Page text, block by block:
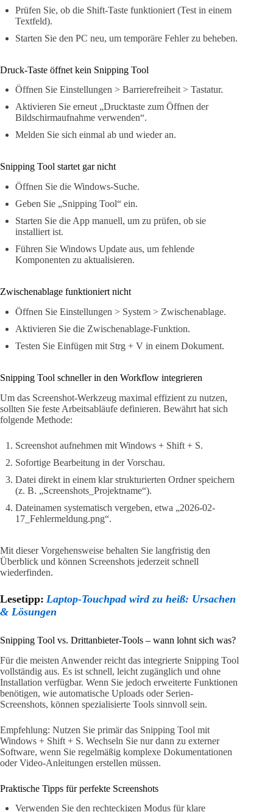
Prüfen Sie, ob die Shift-Taste funktioniert (Test in einem
Textfeld).
Starten Sie den PC neu, um temporäre Fehler zu beheben.
Druck-Taste öffnet kein Snipping Tool
Öffnen Sie Einstellungen > Barrierefreiheit > Tastatur.
Aktivieren Sie erneut „Drucktaste zum Öffnen der
Bildschirmaufnahme verwenden“.
Melden Sie sich einmal ab und wieder an.
Snipping Tool startet gar nicht
Öffnen Sie die Windows-Suche.
Geben Sie „Snipping Tool“ ein.
Starten Sie die App manuell, um zu prüfen, ob sie
installiert ist.
Führen Sie Windows Update aus, um fehlende
Komponenten zu aktualisieren.
Zwischenablage funktioniert nicht
Öffnen Sie Einstellungen > System > Zwischenablage.
Aktivieren Sie die Zwischenablage-Funktion.
Testen Sie Einfügen mit Strg + V in einem Dokument.
Snipping Tool schneller in den Workflow integrieren
Um das Screenshot-Werkzeug maximal effizient zu nutzen,
sollten Sie feste Arbeitsabläufe definieren. Bewährt hat sich
folgende Methode:
Screenshot aufnehmen mit Windows + Shift + S.
Sofortige Bearbeitung in der Vorschau.
Datei direkt in einem klar strukturierten Ordner speichern
(z. B. „Screenshots_Projektname“).
Dateinamen systematisch vergeben, etwa „2026-02-
17_Fehlermeldung.png“.
Mit dieser Vorgehensweise behalten Sie langfristig den
Überblick und können Screenshots jederzeit schnell
wiederfinden.
Lesetipp: Laptop-Touchpad wird zu heiß: Ursachen
& Lösungen
Snipping Tool vs. Drittanbieter-Tools – wann lohnt sich was?
Für die meisten Anwender reicht das integrierte Snipping Tool
vollständig aus. Es ist schnell, leicht zugänglich und ohne
Installation verfügbar. Wenn Sie jedoch erweiterte Funktionen
benötigen, wie automatische Uploads oder Serien-
Screenshots, können spezialisierte Tools sinnvoll sein.
Empfehlung: Nutzen Sie primär das Snipping Tool mit
Windows + Shift + S. Wechseln Sie nur dann zu externer
Software, wenn Sie regelmäßig komplexe Dokumentationen
oder Video-Anleitungen erstellen müssen.
Praktische Tipps für perfekte Screenshots
Verwenden Sie den rechteckigen Modus für klare